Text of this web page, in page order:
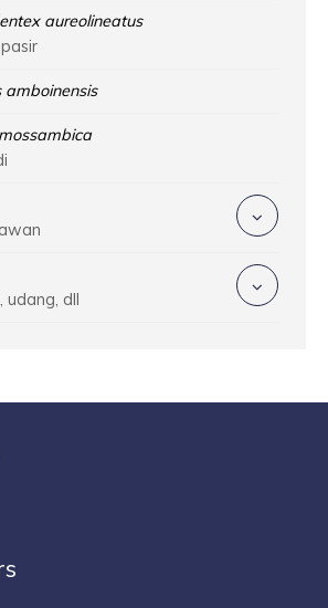
aureolineatus
amboinensis
udang, dll